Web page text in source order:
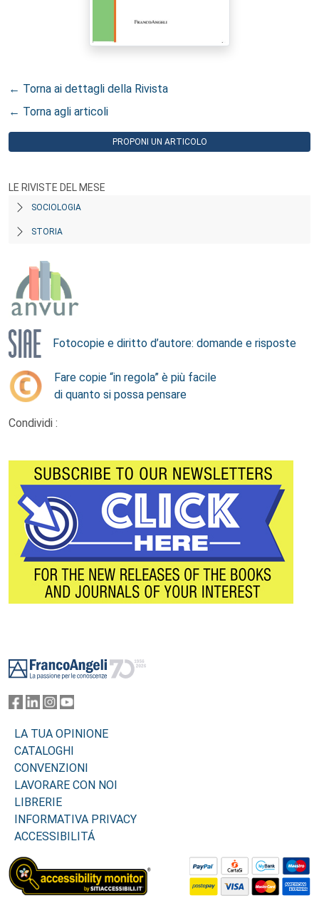
← Torna ai dettagli della Rivista
← Torna agli articoli
PROPONI UN ARTICOLO
LE RIVISTE DEL MESE
SOCIOLOGIA
STORIA
Fotocopie e diritto d’autore: domande e risposte
Fare copie “in regola” è più facile
di quanto si possa pensare
Condividi :
LA TUA OPINIONE
CATALOGHI
CONVENZIONI
LAVORARE CON NOI
LIBRERIE
INFORMATIVA PRIVACY
ACCESSIBILITÁ